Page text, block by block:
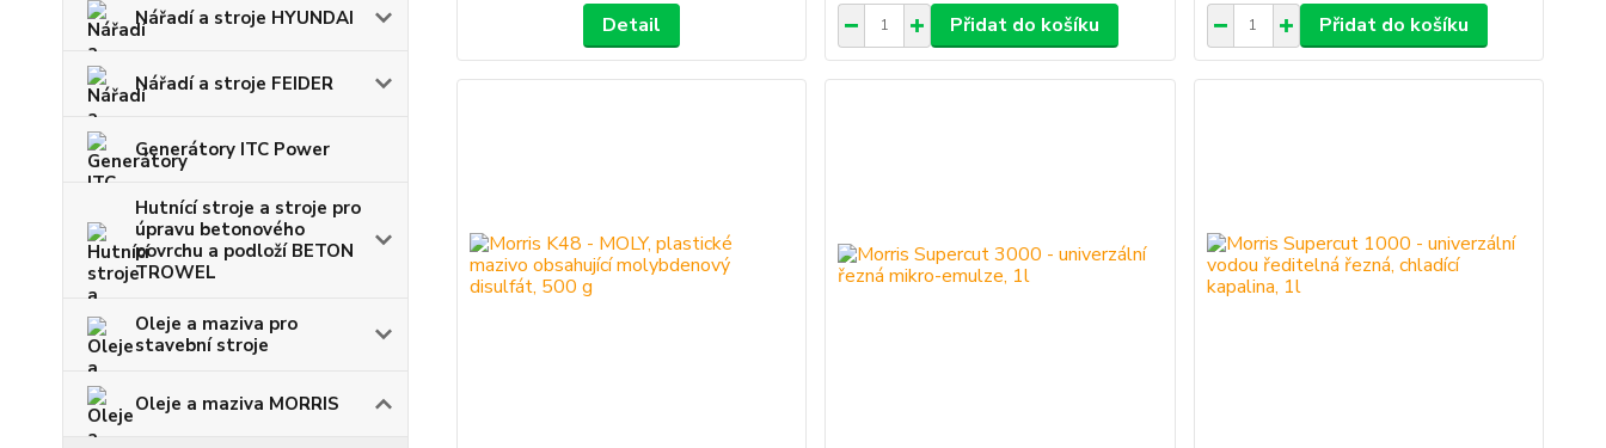
Nářadí a stroje HYUNDAI
Nářadí a stroje FEIDER
Generátory ITC Power
Hutnící stroje a stroje pro
úpravu betonového
povrchu a podloží BETON
TROWEL
Oleje a maziva pro
stavební stroje
Oleje a maziva MORRIS
Detail Přidat do košíku Přidat do košíku